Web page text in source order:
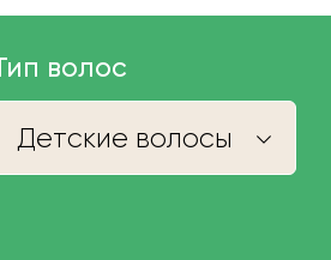
волос
Детские волосы